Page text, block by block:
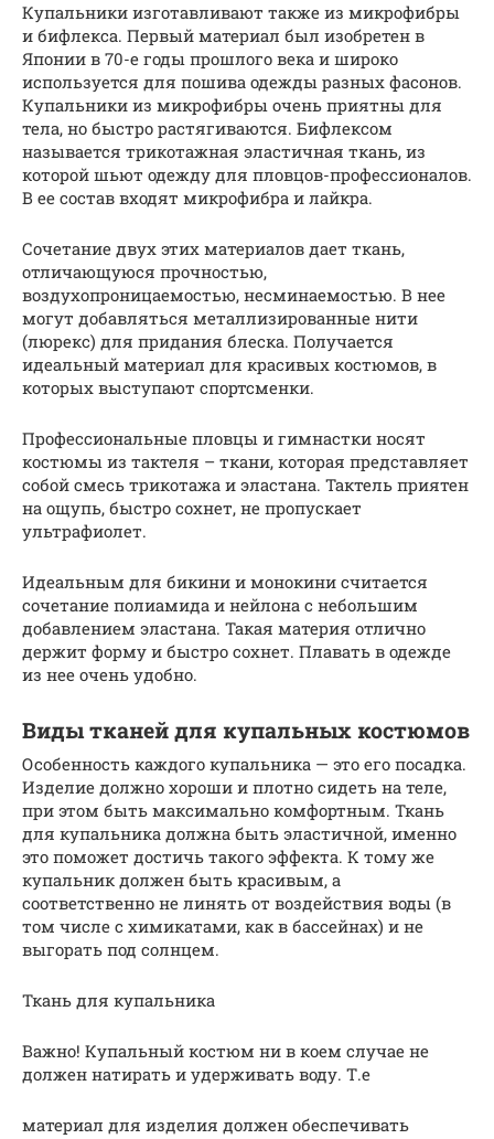
Купальники изготавливают также из микрофибры
и бифлекса. Первый материал был изобретен в
Японии в 70-е годы прошлого века и широко
используется для пошива одежды разных фасонов.
Купальники из микрофибры очень приятны для
тела, но быстро растягиваются. Бифлексом
называется трикотажная эластичная ткань, из
которой шьют одежду для пловцов-профессионалов.
В ее состав входят микрофибра и лайкра.
Сочетание двух этих материалов дает ткань,
отличающуюся прочностью,
воздухопроницаемостью, несминаемостью. В нее
могут добавляться металлизированные нити
(люрекс) для придания блеска. Получается
идеальный материал для красивых костюмов, в
которых выступают спортсменки.
Профессиональные пловцы и гимнастки носят
костюмы из тактеля – ткани, которая представляет
собой смесь трикотажа и эластана. Тактель приятен
на ощупь, быстро сохнет, не пропускает
ультрафиолет.
Идеальным для бикини и монокини считается
сочетание полиамида и нейлона с небольшим
добавлением эластана. Такая материя отлично
держит форму и быстро сохнет. Плавать в одежде
из нее очень удобно.
Виды тканей для купальных костюмов
Особенность каждого купальника — это его посадка.
Изделие должно хороши и плотно сидеть на теле,
при этом быть максимально комфортным. Ткань
для купальника должна быть эластичной, именно
это поможет достичь такого эффекта. К тому же
купальник должен быть красивым, а
соответственно не линять от воздействия воды (в
том числе с химикатами, как в бассейнах) и не
выгорать под солнцем.
Ткань для купальника
Важно! Купальный костюм ни в коем случае не
должен натирать и удерживать воду. Т.е
материал для изделия должен обеспечивать